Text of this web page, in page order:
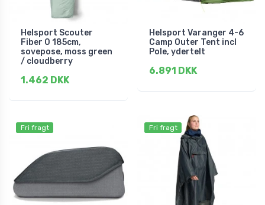
Helsport Scouter
Fiber 0 185cm,
sovepose, moss green
/ cloudberry
1.462 DKK
Helsport Varanger 4-6
Camp Outer Tent incl
Pole, ydertelt
6.891 DKK
Fri fragt Fri fragt